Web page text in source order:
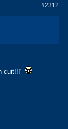
#2312
cuit!!!"